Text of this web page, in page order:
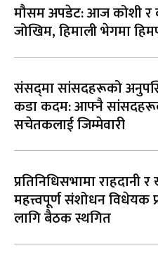
मौसम अपडेट: आज कोशी र
जोखिम, हिमाली भेगमा
संसद्‌मा सांसदहरूको
कडा कदम: आफ्नै
सचेतकलाई जिम्मेवारी
प्रतिनिधिसभामा राहदानी
महत्त्वपूर्ण संशोधन विधेयक
लागि बैठक स्थगित